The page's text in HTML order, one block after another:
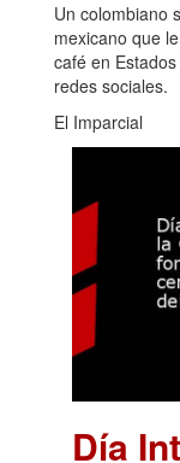
Un colombiano
mexicano que
café en
redes sociales.
El Imparcial
Día